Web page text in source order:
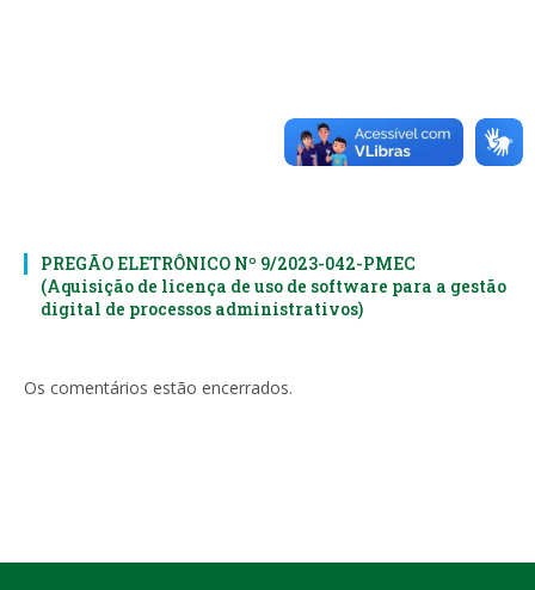
PREGÃO ELETRÔNICO Nº 9/2023-042-PMEC
(Aquisição de licença de uso de software para a gestão
digital de processos administrativos)
Os comentários estão encerrados.